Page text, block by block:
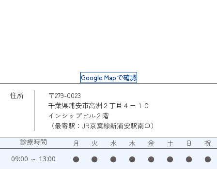
Google Mapで確認
住所
〒279-0023
千葉県浦安市高洲２丁目４ー１０
インシップビル２階
（最寄駅：JR京葉線新浦安駅南口）
診療時間
月 火 水 木 金 土 日 祝
09:00 ～ 13:00 ● ● ● ● ● ● ● ●